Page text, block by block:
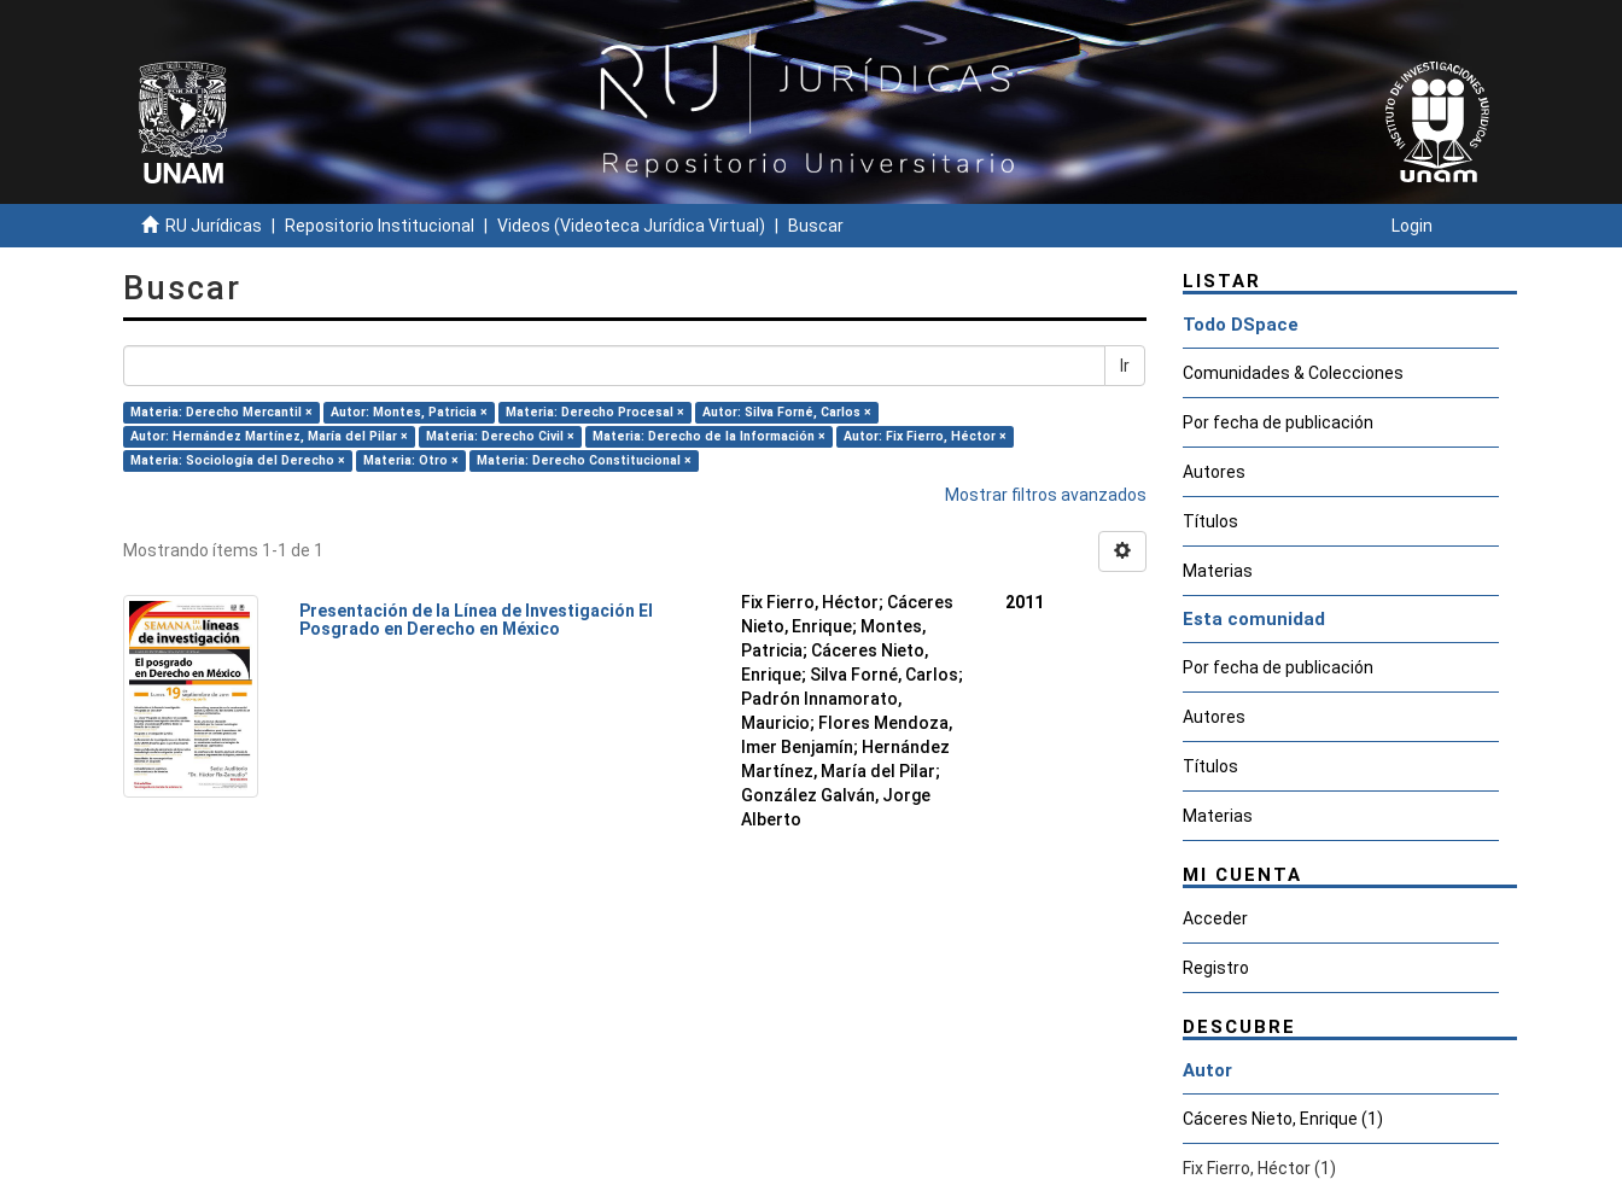
RU Jurídicas Repositorio Institucional Videos (Videoteca Jurídica Virtual) Buscar Login
Buscar
Ir
Materia: Derecho Mercantil × Autor: Montes, Patricia × Materia: Derecho Procesal ×
Autor: Silva Forné, Carlos ×
Autor: Hernández Martínez, María del Pilar ×
Materia: Derecho Civil × Materia: Derecho de la Información ×
Autor: Fix Fierro, Héctor ×
Materia: Sociología del Derecho ×
Materia: Otro × Materia: Derecho Constitucional ×
Mostrar filtros avanzados
Mostrando ítems 1-1 de 1
Presentación de la Línea de Investigación El
Posgrado en Derecho en México
Fix Fierro, Héctor; Cáceres
Nieto, Enrique; Montes,
Patricia; Cáceres Nieto,
Enrique; Silva Forné, Carlos;
Padrón Innamorato,
Mauricio; Flores Mendoza,
Imer Benjamín; Hernández
Martínez, María del Pilar;
González Galván, Jorge
Alberto
2011
LISTAR
Todo DSpace
Comunidades & Colecciones
Por fecha de publicación
Autores
Títulos
Materias
Esta comunidad
Por fecha de publicación
Autores
Títulos
Materias
MI CUENTA
Acceder
Registro
DESCUBRE
Autor
Cáceres Nieto, Enrique (1)
Fix Fierro, Héctor (1)